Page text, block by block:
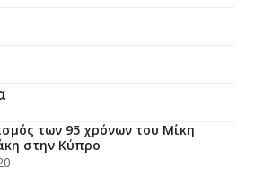
των 95 χρόνων του Μίκη
στην Κύπρο